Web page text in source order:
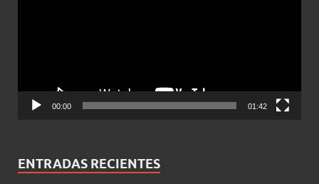
00:00 01:42
ENTRADAS RECIENTES